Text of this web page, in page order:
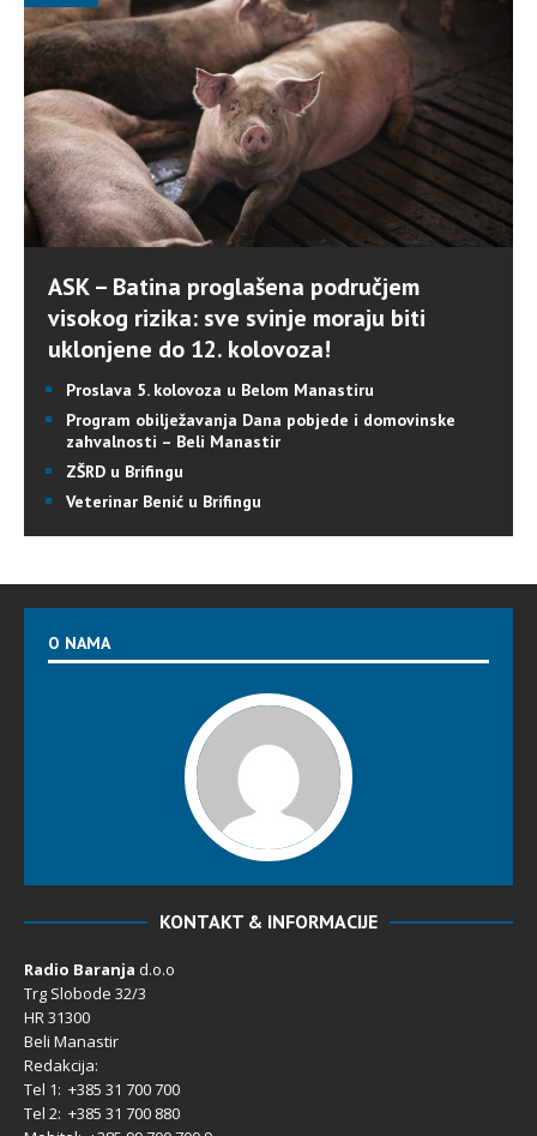
ASK – Batina proglašena područjem
visokog rizika: sve svinje moraju biti
uklonjene do 12. kolovoza!
Proslava 5. kolovoza u Belom Manastiru
Program obilježavanja Dana pobjede i domovinske
zahvalnosti – Beli Manastir
ZŠRD u Brifingu
Veterinar Benić u Brifingu
O NAMA
KONTAKT & INFORMACIJE
Radio Baranja d.o.o
Trg Slobode 32/3
HR 31300
Beli Manastir
Redakcija:
Tel 1: +385 31 700 700
Tel 2: +385 31 700 880